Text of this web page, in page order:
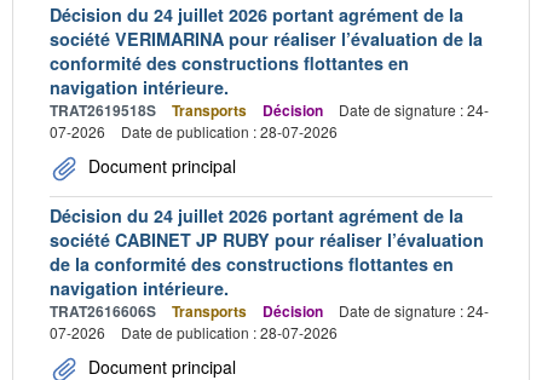
Décision du 24 juillet 2026 portant agrément de la
société VERIMARINA pour réaliser l’évaluation de la
conformité des constructions flottantes en
navigation intérieure.
TRAT2619518S Transports Décision
Date de signature : 24-
07-2026
Date de publication : 28-07-2026
Document principal
Décision du 24 juillet 2026 portant agrément de la
société CABINET JP RUBY pour réaliser l’évaluation
de la conformité des constructions flottantes en
navigation intérieure.
TRAT2616606S Transports Décision
Date de signature : 24-
07-2026
Date de publication : 28-07-2026
Document principal